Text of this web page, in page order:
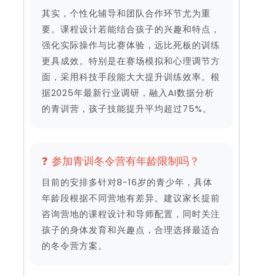
其实，个性化辅导和团队合作环节尤为重
要。课程设计若能结合孩子的兴趣和特点，
强化实际操作与比赛体验，远比死板的训练
更具成效。特别是在赛场模拟和心理调节方
面，采用科技手段能大大提升训练效率。根
据2025年最新行业调研，融入AI数据分析
的青训营，孩子技能提升平均超过75%。
❓ 参加青训冬令营有年龄限制吗？
目前的安排多针对8-16岁的青少年，具体
年龄段根据不同营地有差异。建议家长提前
咨询营地的课程设计和导师配置，同时关注
孩子的身体发育和兴趣点，合理选择最适合
的冬令营方案。